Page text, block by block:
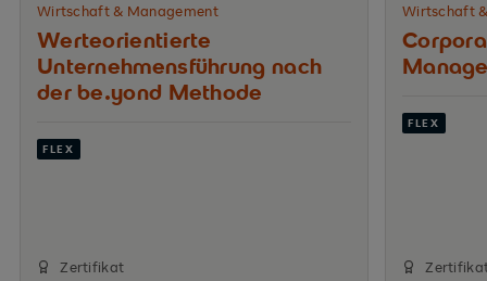
Wirtschaft & Management
Werteorientierte
Unternehmensführung nach
der be.yond Methode
FLEX
Zertifikat
Wirtschaft
FLEX